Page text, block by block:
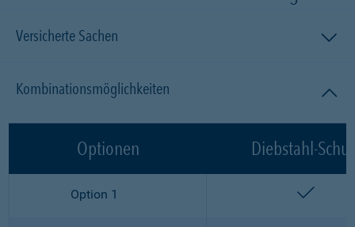
Versicherte Sachen
Kombinationsmöglichkeiten
Optionen Diebstahl-
Option 1